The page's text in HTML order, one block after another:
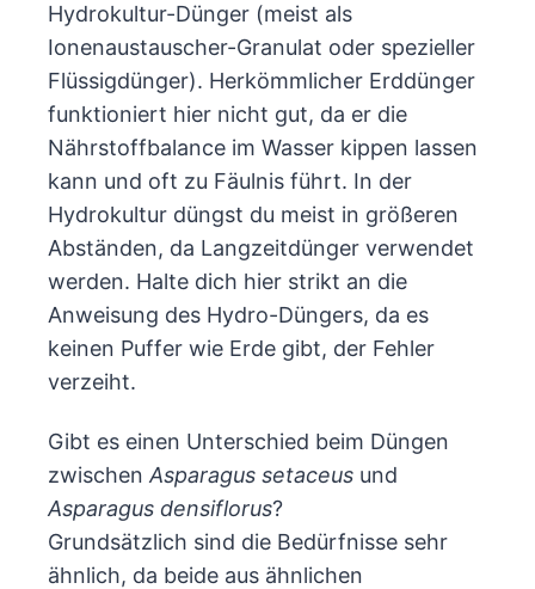
Hydrokultur-Dünger (meist als
Ionenaustauscher-Granulat oder spezieller
Flüssigdünger). Herkömmlicher Erddünger
funktioniert hier nicht gut, da er die
Nährstoffbalance im Wasser kippen lassen
kann und oft zu Fäulnis führt. In der
Hydrokultur düngst du meist in größeren
Abständen, da Langzeitdünger verwendet
werden. Halte dich hier strikt an die
Anweisung des Hydro-Düngers, da es
keinen Puffer wie Erde gibt, der Fehler
verzeiht.
Gibt es einen Unterschied beim Düngen
zwischen Asparagus setaceus und
Asparagus densiflorus?
Grundsätzlich sind die Bedürfnisse sehr
ähnlich, da beide aus ähnlichen